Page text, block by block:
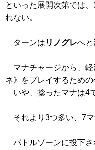
といった展開次第では
れない。
ターンは リノグレへと
マナチャージから、軽
ネ》
をプレイするため
いや、捻ったマナは4
それより3つ多い、7マ
バトルゾーンに投下さ